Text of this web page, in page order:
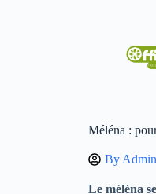
Méléna :
By Admin
Le méléna